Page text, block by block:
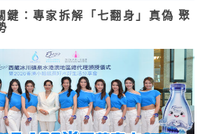
鍵：專家拆解「七翻身」真偽 聚